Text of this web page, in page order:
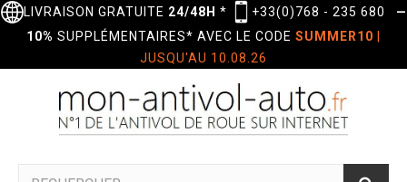
LIVRAISON GRATUITE 24/48H * +33(0)768 - 235 680
—
10% SUPPLÉMENTAIRES* AVEC LE CODE SUMMER10
JUSQU'AU 10.08.26